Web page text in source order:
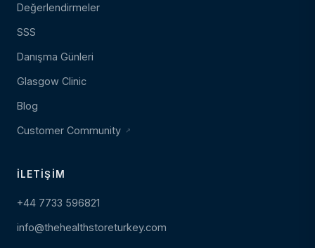
Değerlendirmeler
SSS
Danışma Günleri
Glasgow Clinic
Blog
Customer Community
İLETIŞIM
+44 7733 596821
info@thehealthstoreturkey.com